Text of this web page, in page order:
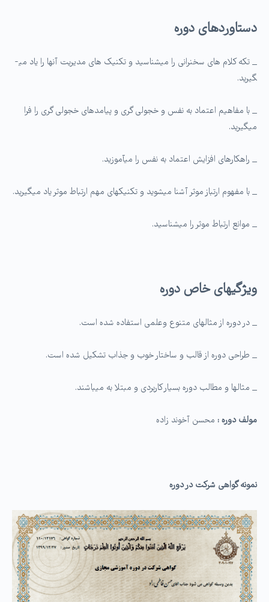
دستاوردهای دوره
_ تکه کلام های سخنرانی را می­شناسید و تکنیک های مدیریت آنها را یاد می­
گیرید.
_ با مفاهیم اعتماد به نفس و خجولی گری و پیامدهای خجولی گری را فرا
می­گیرید.
_ راهکارهای افزایش اعتماد به نفس را می­آموزید.
_ با مفهوم ارتباز موثر آشنا می­شوید و تکنیکهای مهم ارتباط موثر یاد می­گیرید.
_ موانع ارتباط موثر را می­شناسید.
ویژگی­های خاص دوره
_ در دوره از مثالهای متنوع وعلمی استفاده شده است.
_ طراحی دوره از قالب و ساختار خوب و جذاب تشکیل شده است.
_ مثالها و مطالب دوره بسیار کاربردی و مبتلا به می­باشند.
مولف دوره : محسن آخوند زاده
نمونه گواهی شرکت در دوره